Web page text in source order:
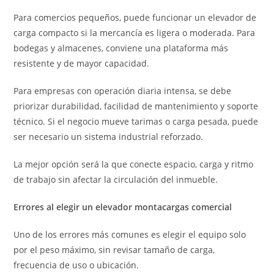
Para comercios pequeños, puede funcionar un elevador de
carga compacto si la mercancía es ligera o moderada. Para
bodegas y almacenes, conviene una plataforma más
resistente y de mayor capacidad.
Para empresas con operación diaria intensa, se debe
priorizar durabilidad, facilidad de mantenimiento y soporte
técnico. Si el negocio mueve tarimas o carga pesada, puede
ser necesario un sistema industrial reforzado.
La mejor opción será la que conecte espacio, carga y ritmo
de trabajo sin afectar la circulación del inmueble.
Errores al elegir un elevador montacargas comercial
Uno de los errores más comunes es elegir el equipo solo
por el peso máximo, sin revisar tamaño de carga,
frecuencia de uso o ubicación.